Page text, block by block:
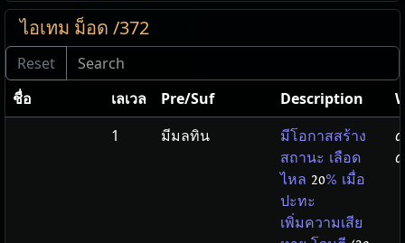
ไอเทม ม็อด /372
ชื่อ เลเวล Pre/Suf Description
1
มีมลทิน
มีโอกาสสร้าง
สถานะ เลือด
ไหล 20% เมื่อ
ปะทะ
เพิ่มความเสีย